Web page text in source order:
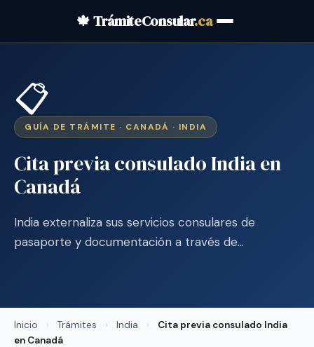
🍁 TrámiteConsular.ca
📋
GUÍA DE TRÁMITE · CANADÁ · INDIA
Cita previa consulado India en
Canadá
India externaliza sus servicios consulares de
pasaporte y documentación a través de…
Inicio › Trámites › India ›
Cita previa consulado India
en Canadá